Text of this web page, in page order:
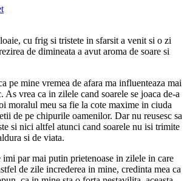
cu frig si tristete in sfarsit a venit si o zi
de dimineata a avut aroma de soare si
pe mine vremea de afara ma influenteaza mai
As vrea ca in zilele cand soarele se joaca de-a
moralul meu sa fie la cote maxime in ciuda
de pe chipurile oamenilor. Dar nu reusesc sa
si nici altfel atunci cand soarele nu isi trimite
si de viata.
par mai putin prietenoase in zilele in care
de zile increderea in mine, credinta mea ca